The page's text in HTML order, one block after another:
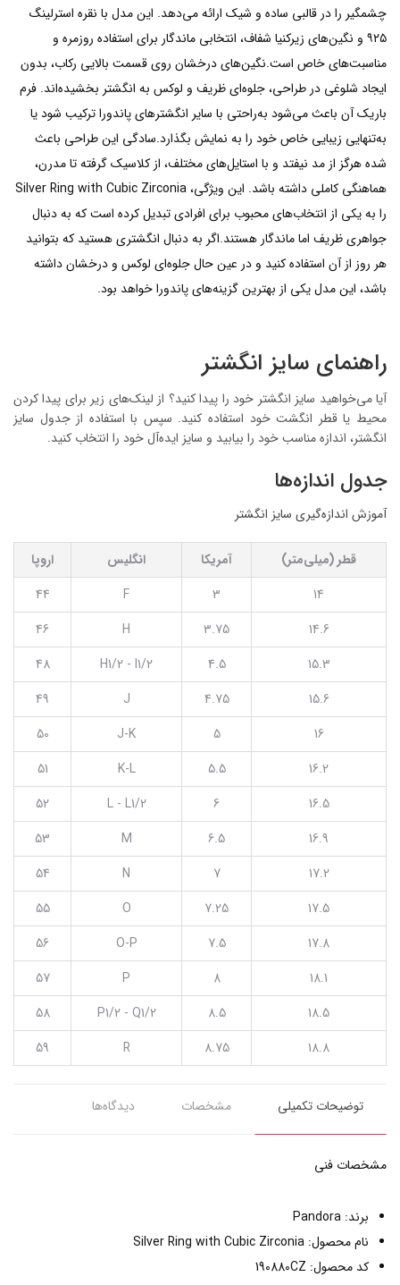
چشمگیر را در قالبی ساده و شیک ارائه می‌دهد. این مدل با نقره استرلینگ
۹۲۵ و نگین‌های زیرکنیا شفاف، انتخابی ماندگار برای استفاده روزمره و
مناسبت‌های خاص است.نگین‌های درخشان روی قسمت بالایی رکاب، بدون
ایجاد شلوغی در طراحی، جلوه‌ای ظریف و لوکس به انگشتر بخشیده‌اند. فرم
باریک آن باعث می‌شود به‌راحتی با سایر انگشترهای پاندورا ترکیب شود یا
به‌تنهایی زیبایی خاص خود را به نمایش بگذارد.سادگی این طراحی باعث
شده هرگز از مد نیفتد و با استایل‌های مختلف، از کلاسیک گرفته تا مدرن،
هماهنگی کاملی داشته باشد. این ویژگی، Silver Ring with Cubic Zirconia
را به یکی از انتخاب‌های محبوب برای افرادی تبدیل کرده است که به دنبال
جواهری ظریف اما ماندگار هستند.اگر به دنبال انگشتری هستید که بتوانید
هر روز از آن استفاده کنید و در عین حال جلوه‌ای لوکس و درخشان داشته
باشد، این مدل یکی از بهترین گزینه‌های پاندورا خواهد بود.
راهنمای سایز انگشتر
آیا می‌خواهید سایز انگشتر خود را پیدا کنید؟ از لینک‌های زیر برای پیدا کردن
محیط یا قطر انگشت خود استفاده کنید. سپس با استفاده از جدول سایز
انگشتر، اندازه مناسب خود را بیابید و سایز ایده‌آل خود را انتخاب کنید.
جدول اندازه‌ها
آموزش اندازه‌گیری سایز انگشتر
قطر (میلی‌متر) آمریکا انگلیس
اروپا
14
3
F
44
14.6
3.75
H
46
15.3
4.5
H1/2 - I1/2
48
15.6
4.75
J
49
16
5
J-K
50
16.2
5.5
K-L
51
16.5
6
L - L1/2
52
16.9
6.5
M
53
17.2
7
N
54
17.5
7.25
O
55
17.8
7.5
O-P
56
18.1
8
P
57
18.5
8.5
P1/2 - Q1/2
58
18.8
8.75
R
59
توضیحات تکمیلی مشخصات دیدگاه‌ها
مشخصات فنی
برند: Pandora
نام محصول: Silver Ring with Cubic Zirconia
کد محصول: 190880CZ